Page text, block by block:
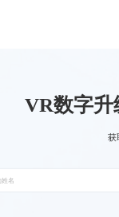
VR数字升
获